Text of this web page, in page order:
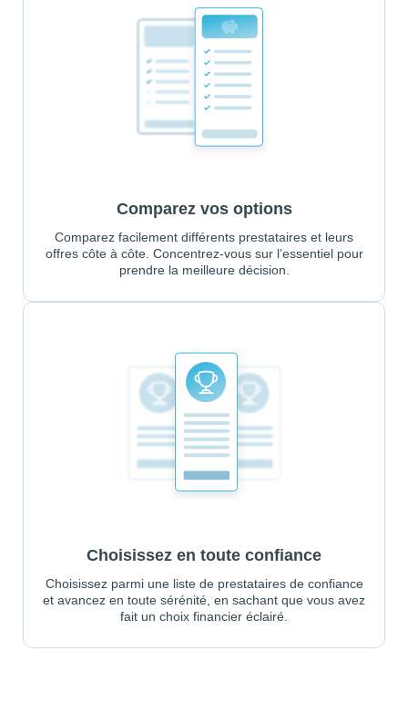
Comparez vos options
Comparez facilement différents prestataires et leurs
offres côte à côte. Concentrez-vous sur l’essentiel pour
prendre la meilleure décision.
Choisissez en toute confiance
Choisissez parmi une liste de prestataires de confiance
et avancez en toute sérénité, en sachant que vous avez
fait un choix financier éclairé.